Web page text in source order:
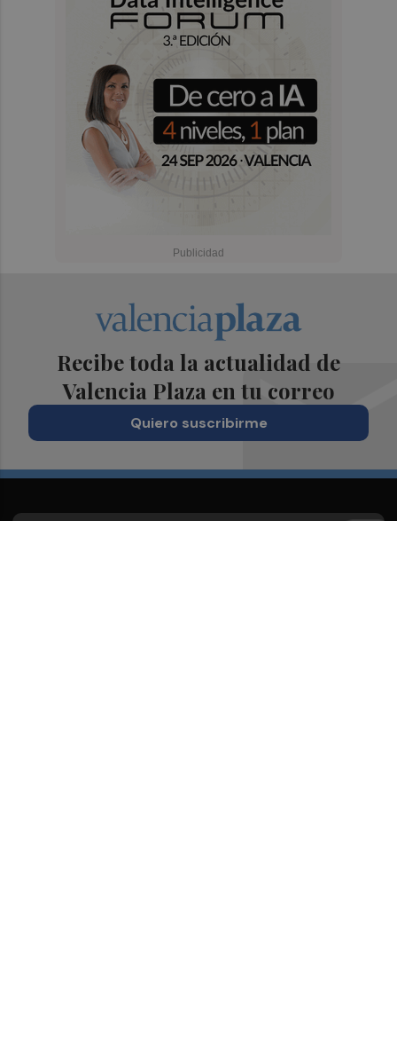
Recibe toda la actualidad de
Valencia Plaza en tu correo
Quiero suscribirme